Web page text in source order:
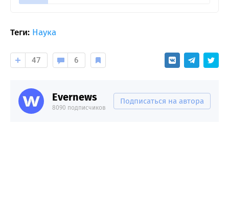
Теги: Наука
47 6
Evernews
8090 подписчиков
Подписаться на автора